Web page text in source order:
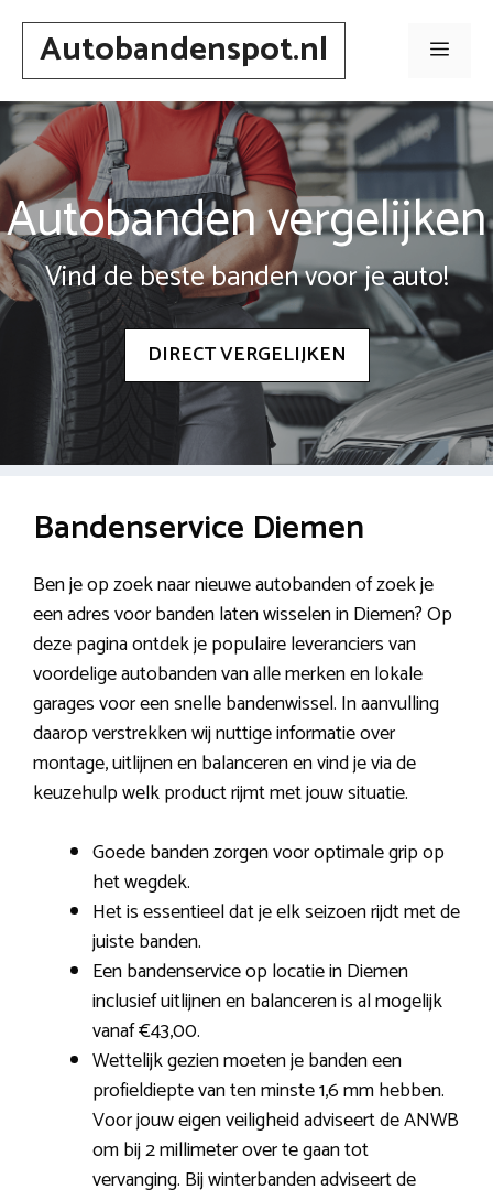
Spring
inhoudAutobandenspot.nl Menu
Autobanden vergelijken
Vind de beste banden voor je auto!
DIRECT VERGELIJKEN
Bandenservice Diemen
Ben je op zoek naar nieuwe autobanden of zoek je
een adres voor banden laten wisselen in Diemen? Op
deze pagina ontdek je populaire leveranciers van
voordelige autobanden van alle merken en lokale
garages voor een snelle bandenwissel. In aanvulling
daarop verstrekken wij nuttige informatie over
montage, uitlijnen en balanceren en vind je via de
keuzehulp welk product rijmt met jouw situatie.
Goede banden zorgen voor optimale grip op
het wegdek.
Het is essentieel dat je elk seizoen rijdt met de
juiste banden.
Een bandenservice op locatie in Diemen
inclusief uitlijnen en balanceren is al mogelijk
vanaf €43,00.
Wettelijk gezien moeten je banden een
profieldiepte van ten minste 1,6 mm hebben.
Voor jouw eigen veiligheid adviseert de ANWB
om bij 2 millimeter over te gaan tot
vervanging. Bij winterbanden adviseert de